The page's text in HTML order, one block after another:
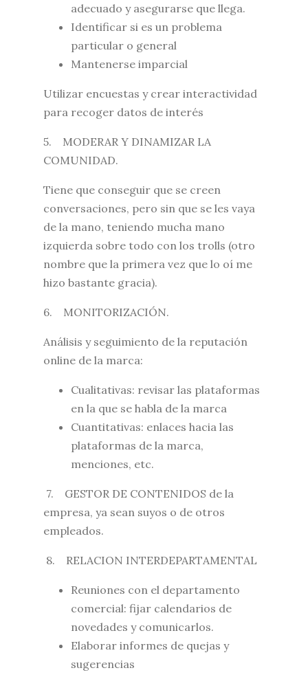
adecuado y asegurarse que llega.
Identificar si es un problema
particular o general
Mantenerse imparcial
Utilizar encuestas y crear interactividad
para recoger datos de interés
5. MODERAR Y DINAMIZAR LA
COMUNIDAD.
Tiene que conseguir que se creen
conversaciones, pero sin que se les vaya
de la mano, teniendo mucha mano
izquierda sobre todo con los trolls (otro
nombre que la primera vez que lo oí me
hizo bastante gracia).
6. MONITORIZACIÓN.
Análisis y seguimiento de la reputación
online de la marca:
Cualitativas: revisar las plataformas
en la que se habla de la marca
Cuantitativas: enlaces hacia las
plataformas de la marca,
menciones, etc.
7. GESTOR DE CONTENIDOS de la
empresa, ya sean suyos o de otros
empleados.
8. RELACION INTERDEPARTAMENTAL
Reuniones con el departamento
comercial: fijar calendarios de
novedades y comunicarlos.
Elaborar informes de quejas y
sugerencias